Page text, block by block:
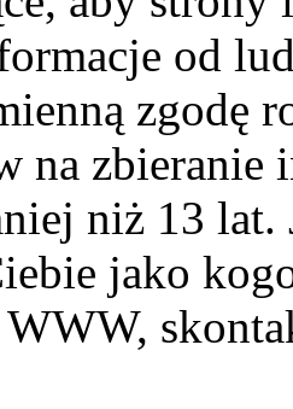
od
zgodę
na zbieranie
niż 13 lat.
jako
WWW,